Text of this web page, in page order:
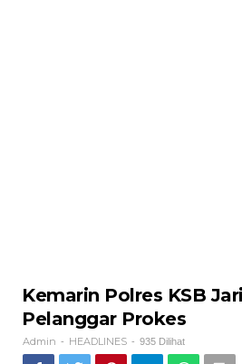
Kemarin Polres KSB
Pelanggar Prokes
Admin - HEADLINES - 935 Dilihat